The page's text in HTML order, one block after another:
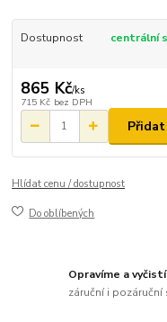
Dostupnost centrální
865 Kč/ks
715 Kč bez DPH
Hlídat cenu / dostupnost
Do oblíbených
Opravíme a
záruční i pozáruční